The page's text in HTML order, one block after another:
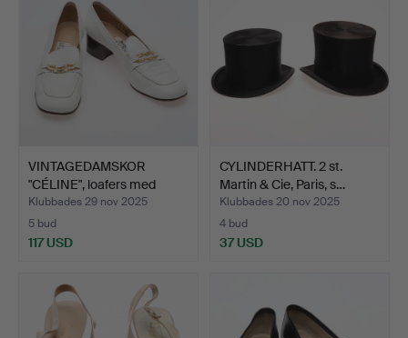
VINTAGEDAMSKOR
"CÉLINE", loafers med
klack…
Klubbades 29 nov 2025
5 bud
117 USD
CYLINDERHATT. 2 st.
Martin & Cie, Paris, s…
Klubbades 20 nov 2025
4 bud
37 USD